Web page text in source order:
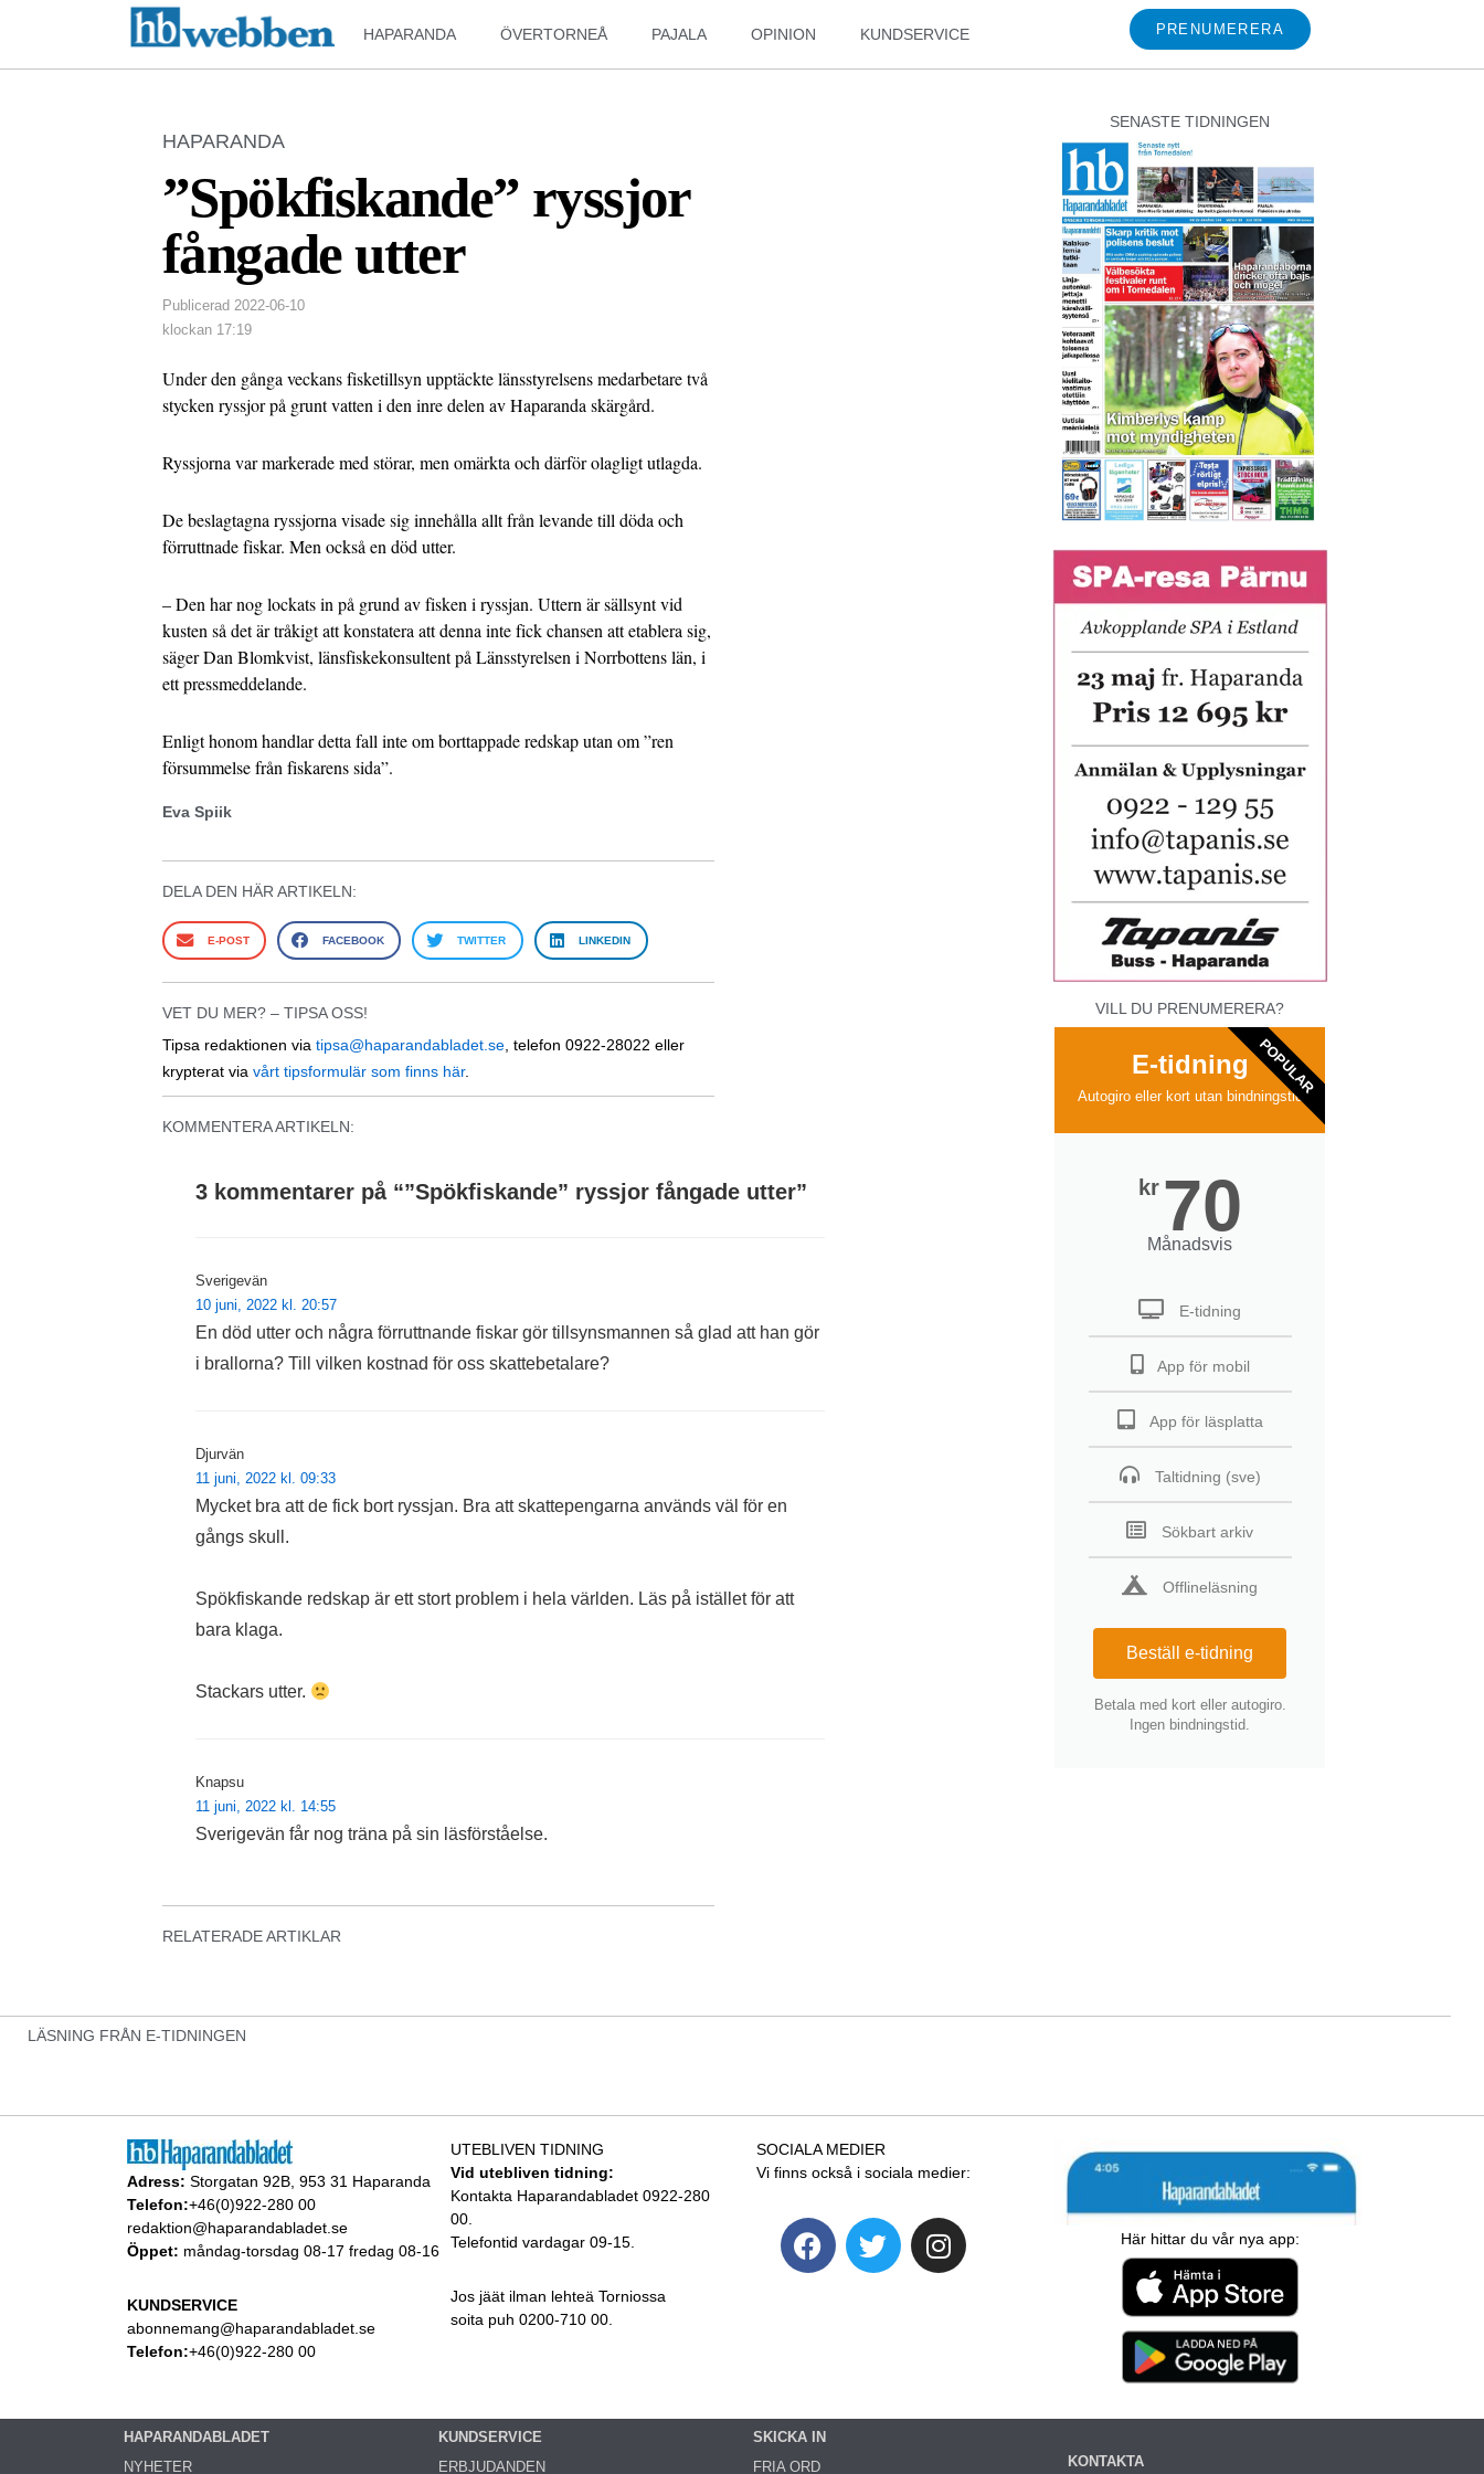
HAPARANDA ÖVERTORNEÅ PAJALA OPINION KUNDSERVICE PRENUMERERA
HAPARANDA
”Spökfiskande” ryssjor
fångade utter
Publicerad 2022-06-10
klockan 17:19
Under den gånga veckans fisketillsyn upptäckte länsstyrelsens medarbetare två
stycken ryssjor på grunt vatten i den inre delen av Haparanda skärgård.
Ryssjorna var markerade med störar, men omärkta och därför olagligt utlagda.
De beslagtagna ryssjorna visade sig innehålla allt från levande till döda och
förruttnade fiskar. Men också en död utter.
– Den har nog lockats in på grund av fisken i ryssjan. Uttern är sällsynt vid
kusten så det är tråkigt att konstatera att denna inte fick chansen att etablera sig,
säger Dan Blomkvist, länsfiskekonsultent på Länsstyrelsen i Norrbottens län, i
ett pressmeddelande.
Enligt honom handlar detta fall inte om borttappade redskap utan om ”ren
försummelse från fiskarens sida”.
Eva Spiik
DELA DEN HÄR ARTIKELN:
E-POST FACEBOOK TWITTER LINKEDIN
VET DU MER? – TIPSA OSS!
Tipsa redaktionen via tipsa@haparandabladet.se , telefon 0922-28022 eller
krypterat via vårt tipsformulär som finns här.
KOMMENTERA ARTIKELN:
3 kommentarer på “”Spökfiskande” ryssjor fångade utter”
Sverigevän
10 juni, 2022 kl. 20:57
En död utter och några förruttnande fiskar gör tillsynsmannen så glad att han gör
i brallorna? Till vilken kostnad för oss skattebetalare?
Djurvän
11 juni, 2022 kl. 09:33
Mycket bra att de fick bort ryssjan. Bra att skattepengarna används väl för en
gångs skull.
Spökfiskande redskap är ett stort problem i hela världen. Läs på istället för att
bara klaga.
Stackars utter.
Knapsu
11 juni, 2022 kl. 14:55
Sverigevän får nog träna på sin läsförståelse.
RELATERADE ARTIKLAR
SENASTE TIDNINGEN
VILL DU PRENUMERERA?
E-tidning
Autogiro eller kort utan bindningstid
kr 70
Månadsvis
E-tidning
App för mobil
App för läsplatta
Taltidning (sve)
Sökbart arkiv
Offlineläsning
Beställ e-tidning
Betala med kort eller autogiro.
Ingen bindningstid.
POPULAR
LÄSNING FRÅN E-TIDNINGEN
Adress: Storgatan 92B, 953 31 Haparanda
Telefon:+46(0)922-280 00
redaktion@haparandabladet.se
Öppet: måndag-torsdag 08-17 fredag 08-16
KUNDSERVICE
abonnemang@haparandabladet.se
Telefon:+46(0)922-280 00
UTEBLIVEN TIDNING
Vid utebliven tidning:
Kontakta Haparandabladet 0922-280
00.
Telefontid vardagar 09-15.
Jos jäät ilman lehteä Torniossa
soita puh 0200-710 00.
SOCIALA MEDIER
Vi finns också i sociala medier:
Här hittar du vår nya app:
HAPARANDABLADET
NYHETER
KUNDSERVICE
ERBJUDANDEN
SKICKA IN
FRIA ORD
KONTAKTA